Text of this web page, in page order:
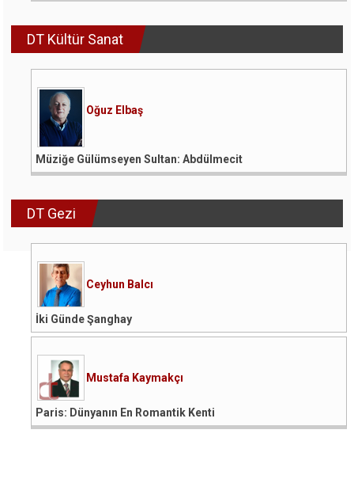
DT Kültür Sanat
Oğuz Elbaş
Müziğe Gülümseyen Sultan: Abdülmecit
DT Gezi
Ceyhun Balcı
İki Günde Şanghay
Mustafa Kaymakçı
Paris: Dünyanın En Romantik Kenti